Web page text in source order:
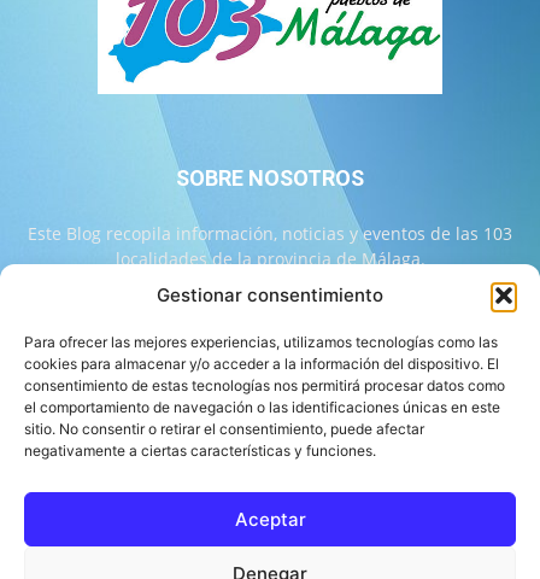
Gestionar consentimiento
Para ofrecer las mejores experiencias, utilizamos tecnologías como las
cookies para almacenar y/o acceder a la información del dispositivo. El
consentimiento de estas tecnologías nos permitirá procesar datos como
el comportamiento de navegación o las identificaciones únicas en este
sitio. No consentir o retirar el consentimiento, puede afectar
negativamente a ciertas características y funciones.
Aceptar
Denegar
SOBRE NOSOTROS
Este Blog recopila información, noticias y eventos de las 103
localidades de la provincia de Málaga.
Contáctanos:info@103malaga.com
SÍGUENOS
Equipo de 103 Málaga